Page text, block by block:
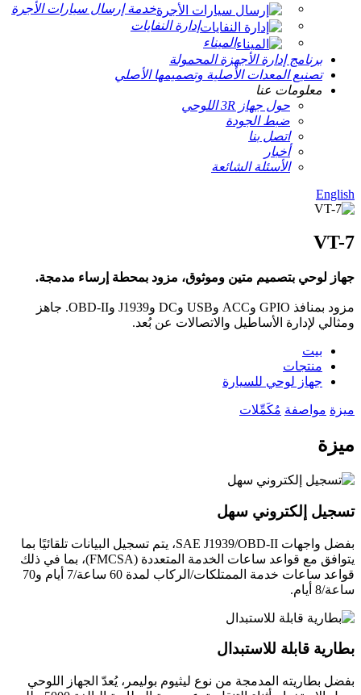
خدمة إرسال سيارات الأجرة
إدارة النفايات
الميناء
برنامج إدارة الأجهزة المحمولة
تصنيع المعدات الأصلية وتصميمها الأصلي
معلومات عنا
حول جهاز 3R اللوحي
ضبط الجودة
اتصل بنا
أخبار
الأسئلة الشائعة
English
VT-7
جهاز لوحي بتصميم متين وموثوق، مزود بمحطة إرساء مدمجة.
مزود بمنافذ GPIO وACC وUSB وDC وJ1939 وOBD-II. جاهز
ومثالي لإدارة الأساطيل والاتصالات عن بُعد.
بيت
منتجات
جهاز لوحي للسيارة
ميزة مواصفة مُكَمِّلات
ميزة
تسجيل إلكتروني سهل
بفضل واجهات SAE J1939/OBD-II، يتم تسجيل البيانات تلقائيًا بما
يتوافق مع قواعد ساعات الخدمة المتعددة (FMCSA)، بما في ذلك
قواعد ساعات خدمة الممتلكات/الركاب لمدة 60 ساعة/7 أيام و70
ساعة/8 أيام.
بطارية قابلة للاستبدال
بفضل بطاريته المدمجة من نوع ليثيوم بوليمر، يُعدّ الجهاز اللوحي